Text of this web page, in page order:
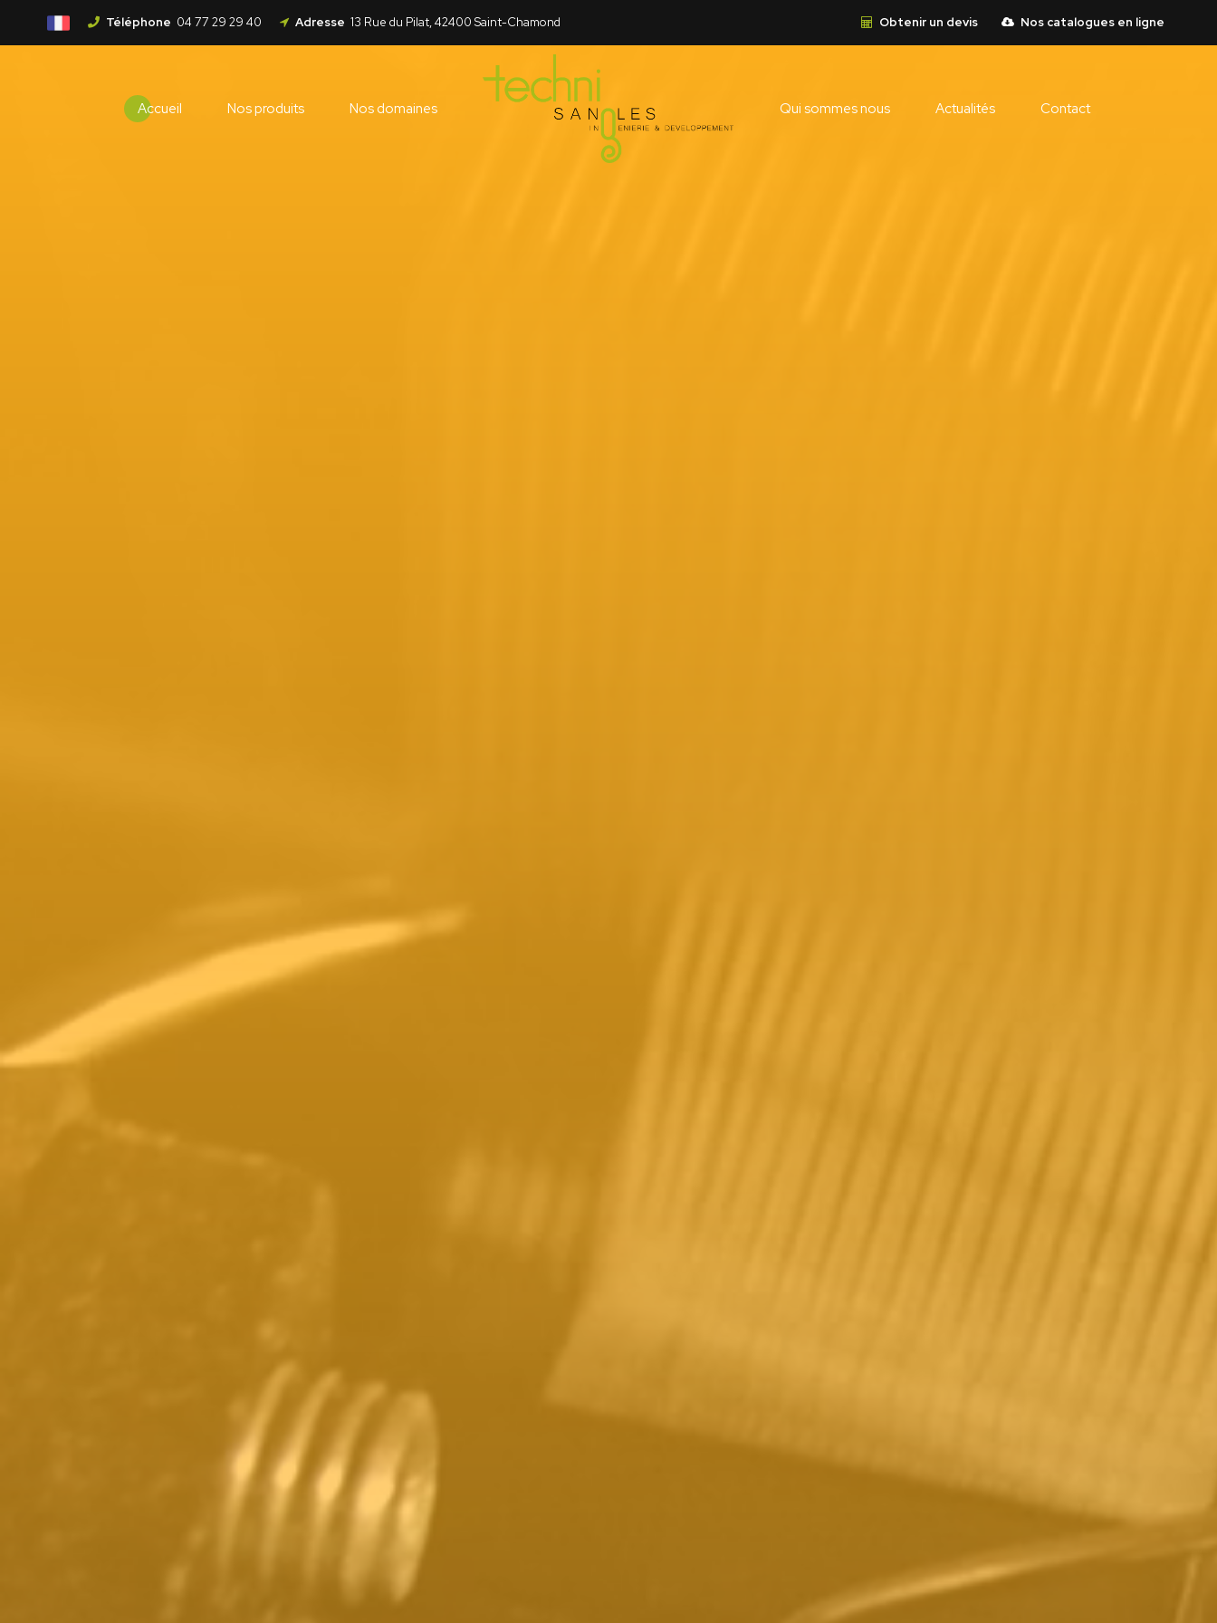
Téléphone 04 77 29 29 40 Adresse 13 Rue du Pilat, 42400 Saint-Chamond Obtenir un devis Nos catalogues en ligne
Accueil Nos produits Nos domaines Qui sommes nous Actualités Contact